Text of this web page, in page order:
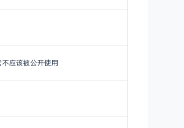
应该被公开使用